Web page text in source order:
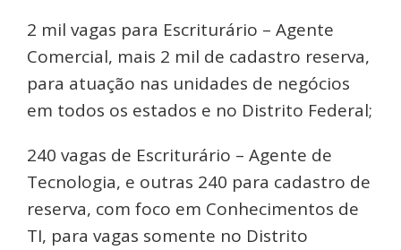
2 mil vagas para Escriturário – Agente
Comercial, mais 2 mil de cadastro reserva,
para atuação nas unidades de negócios
em todos os estados e no Distrito Federal;
240 vagas de Escriturário – Agente de
Tecnologia, e outras 240 para cadastro de
reserva, com foco em Conhecimentos de
TI, para vagas somente no Distrito